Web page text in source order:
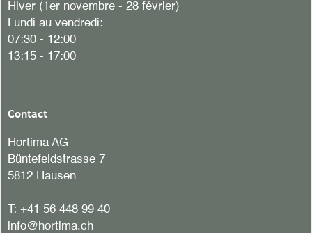
Hiver (1er novembre - 28 février)
Lundi au vendredi:
07:30 - 12:00
13:15 - 17:00
Contact
Hortima AG
Büntefeldstrasse 7
5812 Hausen
T: +41 56 448 99 40
info@hortima.ch